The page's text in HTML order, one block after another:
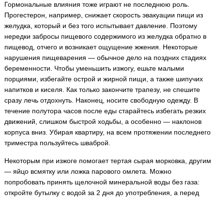
Гормональные влияния тоже играют не последнюю роль.
Прогестерон, например, снижает скорость эвакуации пищи из
желудка, который и без того испытывает давление. Поэтому
нередки забросы пищевого содержимого из желудка обратно в
пищевод, отчего и возникает ощущение жжения. Некоторые
нарушения пищеварения — обычное дело на поздних стадиях
беременности. Чтобы уменьшить изжогу, ешьте малыми
порциями, избегайте острой и жирной пищи, а также шипучих
напитков и киселя. Как только закончите трапезу, не спешите
сразу лечь отдохнуть. Наконец, носите свободную одежду. В
течение полутора часов после еды старайтесь избегать резких
движений, слишком быстрой ходьбы, а особенно — наклонов
корпуса вниз. Убирая квартиру, на всем протяжении последнего
триместра пользуйтесь шваброй.
Некоторым при изжоге помогает тертая сырая морковка, другим
— яйцо всмятку или ложка парового омлета. Можно
попробовать принять щелочной минеральной воды без газа:
откройте бутылку с водой за 2 дня до употребления, а перед